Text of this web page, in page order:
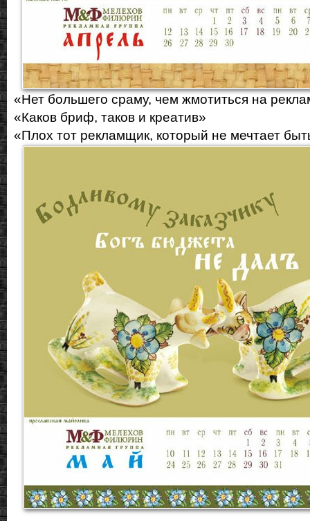
«Hет большего сраму, чем жмотиться на
«Каков бриф, таков и креатив»
«Плох тот рекламщик, который не мечтает